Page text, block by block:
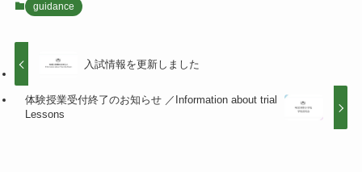
guidance
入試情報を更新しました
体験授業受付終了のお知らせ ／Information about trial
Lessons